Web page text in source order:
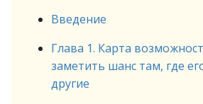
Введение
Глава 1. Карта
заметить шанс там, где
другие